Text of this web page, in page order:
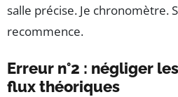
salle précise. Je chronomètre.
recommence.
Erreur n°2 : négliger
flux théoriques